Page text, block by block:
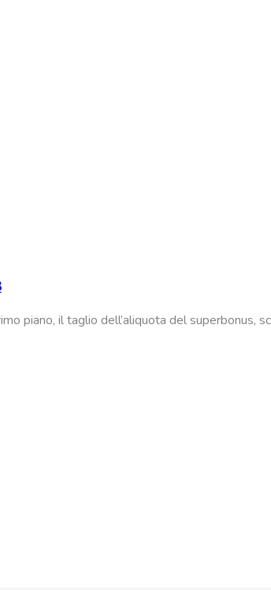
piano, il taglio dell’aliquota del superbonus,